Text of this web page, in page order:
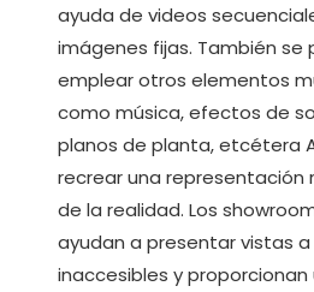
ayuda de videos
imágenes fijas. También se
emplear otros elementos
como música, efectos de
planos de planta, etcétera
recrear una representación
de la realidad. Los
ayudan a presentar vistas
inaccesibles y proporcionan